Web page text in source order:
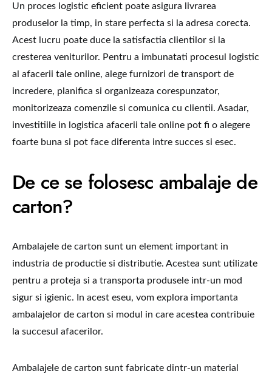
Un proces logistic eficient poate asigura livrarea
produselor la timp, in stare perfecta si la adresa corecta.
Acest lucru poate duce la satisfactia clientilor si la
cresterea veniturilor. Pentru a imbunatati procesul logistic
al afacerii tale online, alege furnizori de transport de
incredere, planifica si organizeaza corespunzator,
monitorizeaza comenzile si comunica cu clientii. Asadar,
investitiile in logistica afacerii tale online pot fi o alegere
foarte buna si pot face diferenta intre succes si esec.
De ce se folosesc ambalaje de
carton?
Ambalajele de carton sunt un element important in
industria de productie si distributie. Acestea sunt utilizate
pentru a proteja si a transporta produsele intr-un mod
sigur si igienic. In acest eseu, vom explora importanta
ambalajelor de carton si modul in care acestea contribuie
la succesul afacerilor.
Ambalajele de carton sunt fabricate dintr-un material